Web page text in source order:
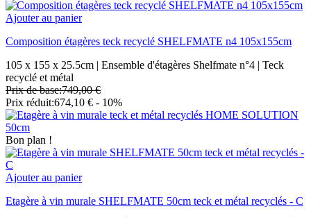
Ajouter au panier
Composition étagères teck recyclé SHELFMATE n4 105x155cm
105 x 155 x 25.5cm | Ensemble d'étagères Shelfmate n°4 | Teck
recyclé et métal
Prix de base:749,00 €
Prix réduit:674,10 € - 10%
Bon plan !
Ajouter au panier
Etagère à vin murale SHELFMATE 50cm teck et métal recyclés - C